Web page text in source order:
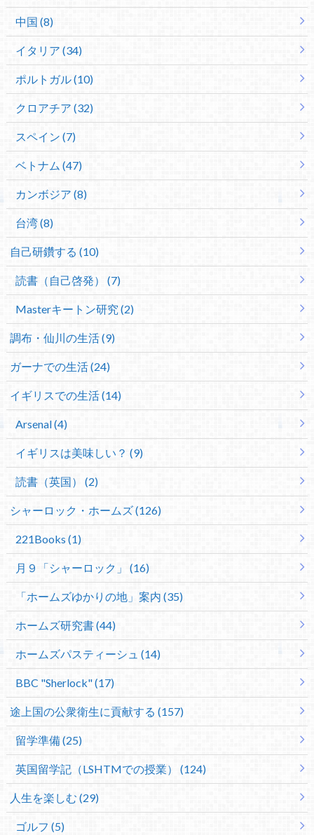
中国 (8)
イタリア (34)
ポルトガル (10)
クロアチア (32)
スペイン (7)
ベトナム (47)
カンボジア (8)
台湾 (8)
自己研鑽する (10)
読書（自己啓発） (7)
Masterキートン研究 (2)
調布・仙川の生活 (9)
ガーナでの生活 (24)
イギリスでの生活 (14)
Arsenal (4)
イギリスは美味しい？ (9)
読書（英国） (2)
シャーロック・ホームズ (126)
221Books (1)
月９「シャーロック」 (16)
「ホームズゆかりの地」案内 (35)
ホームズ研究書 (44)
ホームズパスティーシュ (14)
BBC "Sherlock" (17)
途上国の公衆衛生に貢献する (157)
留学準備 (25)
英国留学記（LSHTMでの授業） (124)
人生を楽しむ (29)
ゴルフ (5)